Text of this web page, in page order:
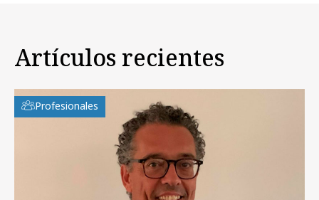
Artículos recientes
Profesionales